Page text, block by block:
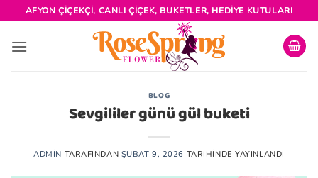
İçeriğe
atla
AFYON ÇIÇEKÇI, CANLI ÇIÇEK, BUKETLER, HEDIYE KUTULARI
BLOG
Sevgililer günü gül buketi
ADMIN TARAFINDAN ŞUBAT 9, 2026 TARIHINDE YAYINLANDI